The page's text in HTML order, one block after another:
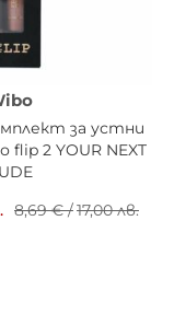
за устни
flip 2 YOUR NEXT
8,69 €/17,00 лв.